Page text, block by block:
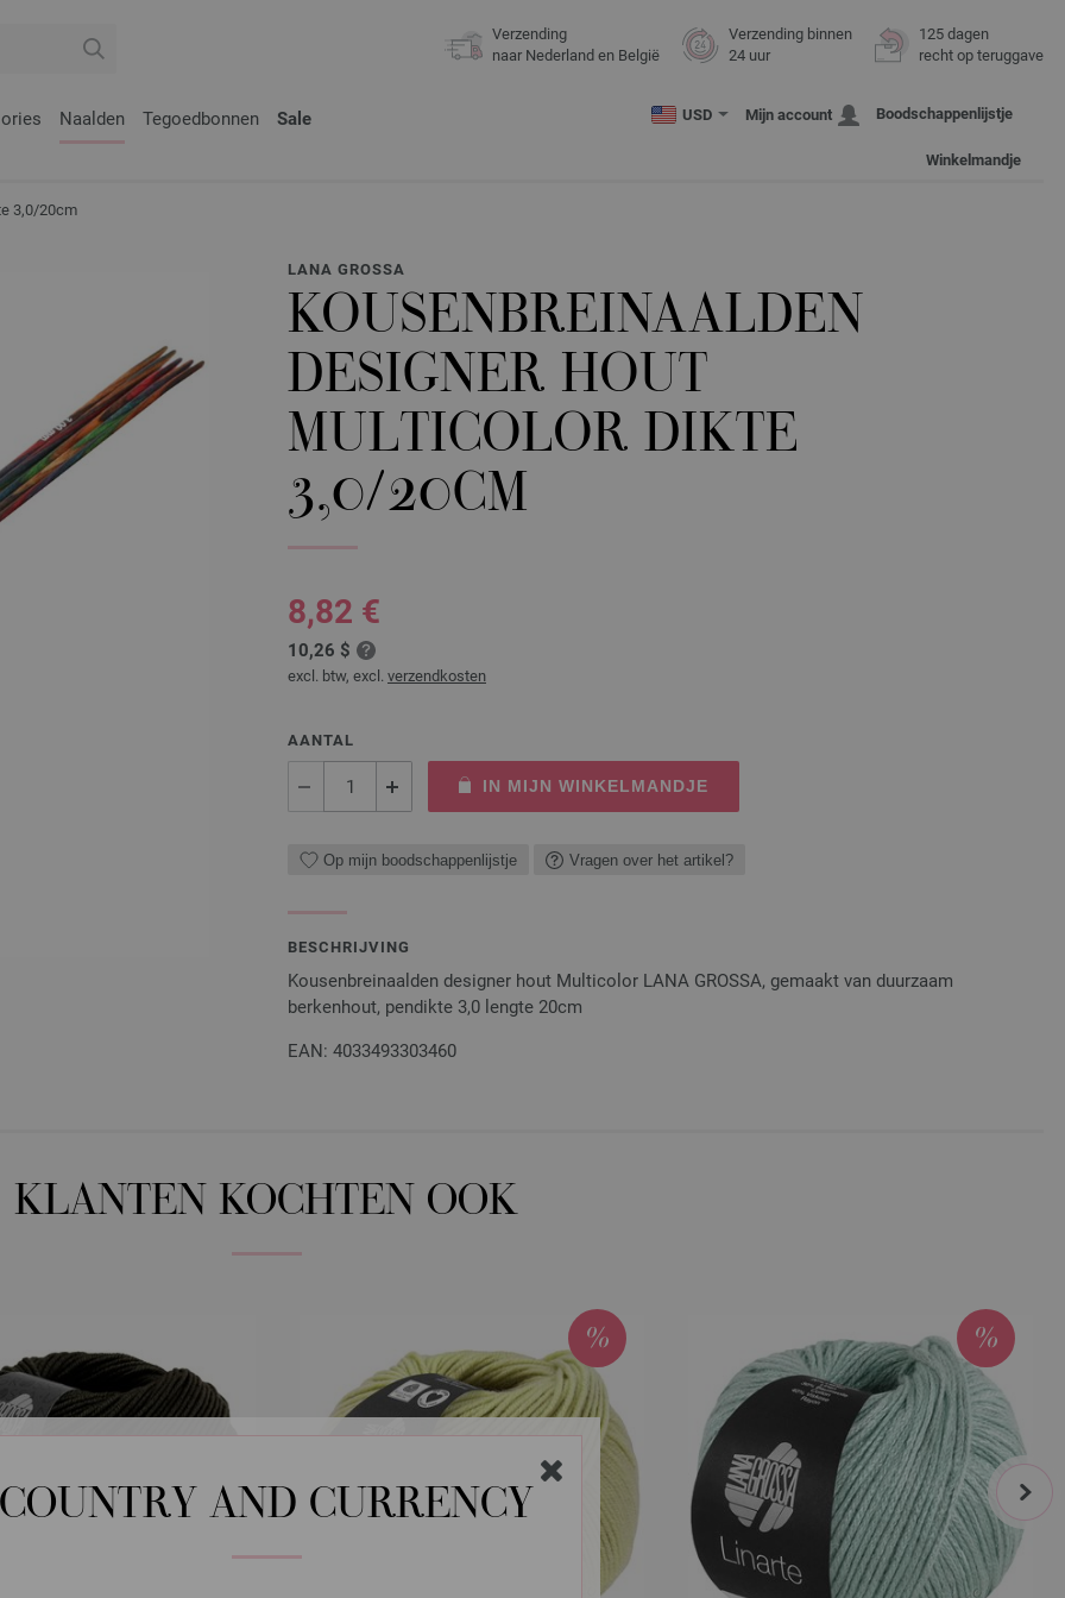
COUNTRY AND CURRENCY
Verzending
naar Nederland en België
Verzending binnen
24 uur
125 dagen
recht op teruggave
Naalden Tegoedbonnen Sale USD Mijn account Boodschappenlijstje
Winkelmandje
3,0/20cm
LANA GROSSA
KOUSENBREINAALDEN
DESIGNER HOUT
MULTICOLOR DIKTE
3,0/20CM
8,82 €
10,26 $
excl. btw, excl. verzendkosten
AANTAL
IN MIJN WINKELMANDJE
Op mijn boodschappenlijstje Vragen over het artikel?
BESCHRIJVING
Kousenbreinaalden designer hout Multicolor LANA GROSSA, gemaakt van duurzaam
berkenhout, pendikte 3,0 lengte 20cm
EAN: 4033493303460
KLANTEN KOCHTEN OOK
next